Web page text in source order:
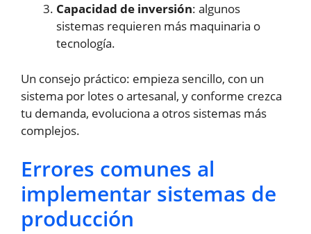
Capacidad de inversión: algunos
sistemas requieren más maquinaria o
tecnología.
Un consejo práctico: empieza sencillo, con un
sistema por lotes o artesanal, y conforme crezca
tu demanda, evoluciona a otros sistemas más
complejos.
Errores comunes al
implementar sistemas de
producción